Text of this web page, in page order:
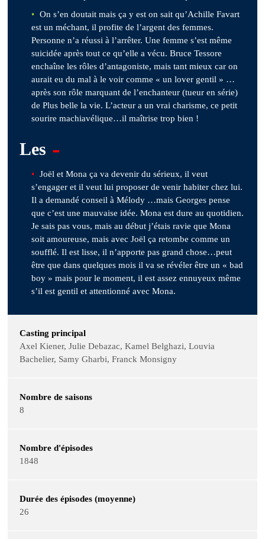
On s’en doutait mais ça y est on sait qu’Achille Favart
est un méchant, il profite de l’argent des femmes.
Personne n’a réussi à l’arrêter. Une femme s’est même
suicidée après tout ce qu’elle a vécu. Bruce Tessore
enchaîne les rôles d’antagoniste, mais tant mieux car on
aurait eu du mal à le voir comme « un lover gentil » …
après son rôle marquant de l’enchanteur (tueur en série)
de Plus belle la vie. L’acteur a un vrai charisme, ce petit
sourire machiavélique…il maîtrise trop bien !
Les -
Joël et Mona ça va devenir du sérieux, il veut
s’engager et il veut lui proposer de venir habiter chez lui.
Il a demandé conseil à Mélody …mais Georges pense
que c’est une mauvaise idée. Mona est dure au quotidien.
Je sais pas vous, mais au début j’étais ravie que Mona
soit amoureuse, mais avec Joël ça retombe comme un
soufflé. Il est lisse, il n’apporte pas grand chose…peut
être que dans quelques mois il va se révéler être un « bad
boy » mais pour le moment, il est assez ennuyeux même
s’il est gentil et attentionné avec Mona.
Casting principal
Axel Kiener, Julie Debazac, Kamel Belghazi, Louvia
Bachelier, Samy Gharbi, Franck Monsigny
Nombre de saisons
8
Nombre d'épisodes
1848
Durée des épisodes (moyenne)
26